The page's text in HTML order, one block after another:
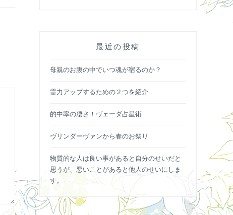
最近の投稿
母親のお腹の中でいつ魂が宿るのか？
霊力アップするための２つを紹介
的中率の凄さ！ヴェーダ占星術
ヴリンダーヴァンから春のお祭り
物質的な人は良い事があると自分のせいだと
思うが、悪いことがあると他人のせいにしま
す。